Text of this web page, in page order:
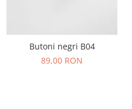
Butoni negri B04
89,00 RON